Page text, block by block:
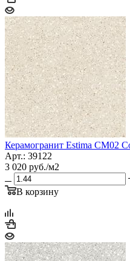
Керамогранит Estima CM02
Арт.: 39122
3 020 руб./м2
В корзину